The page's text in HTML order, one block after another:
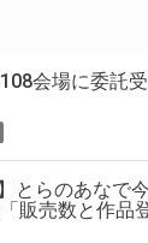
会場に委託
とらのあなで
販売数と作品